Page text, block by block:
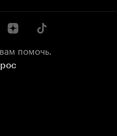
помочь.